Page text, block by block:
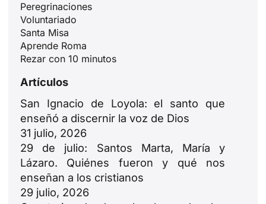
Peregrinaciones
Voluntariado
Santa Misa
Aprende Roma
Rezar con 10 minutos
Artículos
San Ignacio de Loyola: el santo que
enseñó a discernir la voz de Dios
31 julio, 2026
29 de julio: Santos Marta, María y
Lázaro. Quiénes fueron y qué nos
enseñan a los cristianos
29 julio, 2026